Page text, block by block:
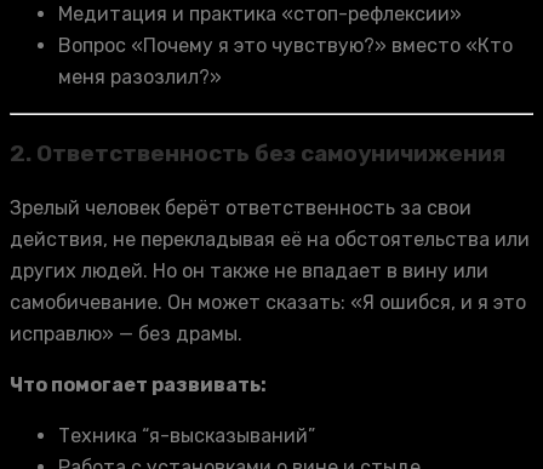
Медитация и практика «стоп-рефлексии»
Вопрос «Почему я это чувствую?» вместо «Кто
меня разозлил?»
2. Ответственность без самоуничижения
Зрелый человек берёт ответственность за свои
действия, не перекладывая её на обстоятельства или
других людей. Но он также не впадает в вину или
самобичевание. Он может сказать: «Я ошибся, и я это
исправлю» — без драмы.
Что помогает развивать:
Техника “я-высказываний”